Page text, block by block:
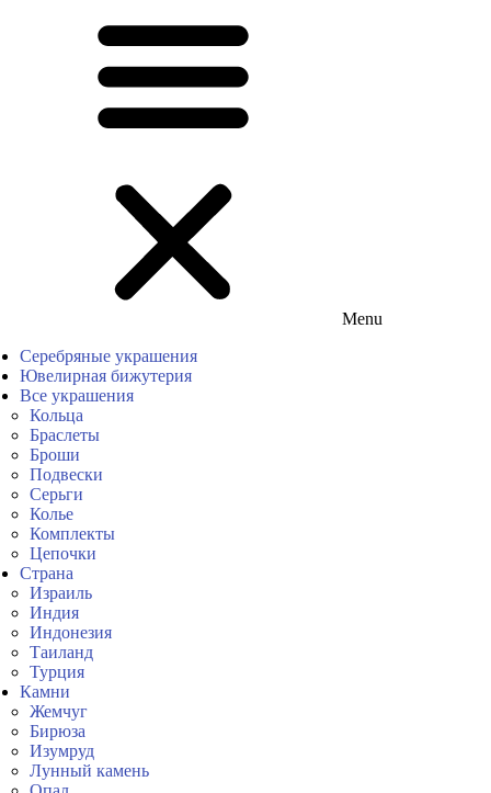
Menu
Серебряные украшения
Ювелирная бижутерия
Все украшения
Кольца
Браслеты
Броши
Подвески
Серьги
Колье
Комплекты
Цепочки
Страна
Израиль
Индия
Индонезия
Таиланд
Турция
Камни
Жемчуг
Бирюза
Изумруд
Лунный камень